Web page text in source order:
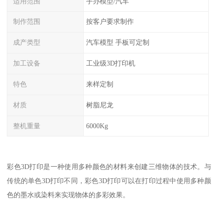
制作范围 按客户要求制作
成产类型 汽车模型 手板可定制
加工设备 工业级3D打印机
特色 来样定制
材质 树脂尼龙
整机重量 6000Kg
彩色3D打印是一种使用多种颜色的材料来创建三维物体的技术。与
传统的单色3D打印不同，彩色3D打印可以在打印过程中使用多种颜
色的墨水或染料来实现物体的多彩效果。